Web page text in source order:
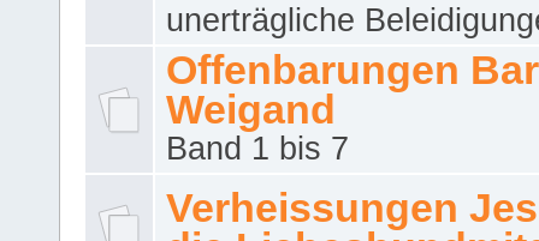
unerträgliche
Offenbarungen
Weigand
Band 1 bis 7
Verheissungen